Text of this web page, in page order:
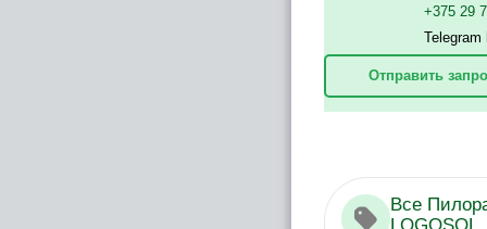
+375 29
Отправить
Все